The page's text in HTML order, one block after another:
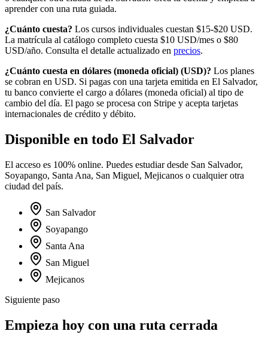
aprender con una ruta guiada.
¿Cuánto cuesta? Los cursos individuales cuestan $15-$20 USD.
La matrícula al catálogo completo cuesta $10 USD/mes o $80
USD/año. Consulta el detalle actualizado en precios.
¿Cuánto cuesta en dólares (moneda oficial) (USD)? Los planes
se cobran en USD. Si pagas con una tarjeta emitida en El Salvador,
tu banco convierte el cargo a dólares (moneda oficial) al tipo de
cambio del día. El pago se procesa con Stripe y acepta tarjetas
internacionales de crédito y débito.
Disponible en todo El Salvador
El acceso es 100% online. Puedes estudiar desde San Salvador,
Soyapango, Santa Ana, San Miguel, Mejicanos o cualquier otra
ciudad del país.
San Salvador
Soyapango
Santa Ana
San Miguel
Mejicanos
Siguiente paso
Empieza hoy con una ruta cerrada